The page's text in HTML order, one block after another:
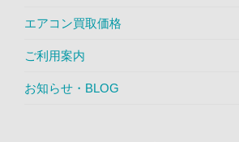
エアコン買取価格
ご利用案内
お知らせ・BLOG